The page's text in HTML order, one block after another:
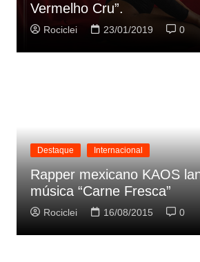
música
Rociclei 22/01/2019 0
Destaque Internacional
Rapper mexicano KAOS
música “Carne Fresca”
Rociclei 16/08/2015 0